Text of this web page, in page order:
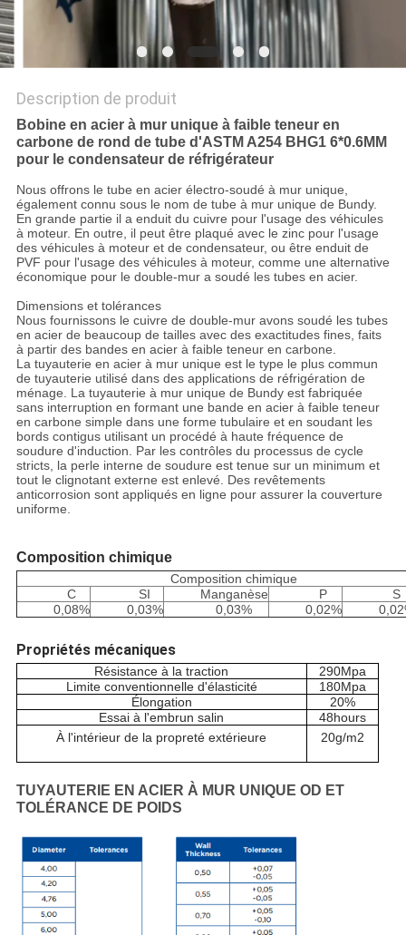
LA
VIE
PRIVÉE
Description de produit
Bobine en acier à mur unique à faible teneur en
carbone de rond de tube d'ASTM A254 BHG1 6*0.6MM
pour le condensateur de réfrigérateur
Nous offrons le tube en acier électro-soudé à mur unique,
également connu sous le nom de tube à mur unique de Bundy.
En grande partie il a enduit du cuivre pour l'usage des véhicules
à moteur. En outre, il peut être plaqué avec le zinc pour l'usage
des véhicules à moteur et de condensateur, ou être enduit de
PVF pour l'usage des véhicules à moteur, comme une alternative
économique pour le double-mur a soudé les tubes en acier.
Dimensions et tolérances
Nous fournissons le cuivre de double-mur avons soudé les tubes
en acier de beaucoup de tailles avec des exactitudes fines, faits
à partir des bandes en acier à faible teneur en carbone.
La tuyauterie en acier à mur unique est le type le plus commun
de tuyauterie utilisé dans des applications de réfrigération de
ménage. La tuyauterie à mur unique de Bundy est fabriquée
sans interruption en formant une bande en acier à faible teneur
en carbone simple dans une forme tubulaire et en soudant les
bords contigus utilisant un procédé à haute fréquence de
soudure d'induction. Par les contrôles du processus de cycle
stricts, la perle interne de soudure est tenue sur un minimum et
tout le clignotant externe est enlevé. Des revêtements
anticorrosion sont appliqués en ligne pour assurer la couverture
uniforme.
Composition chimique
Composition chimique
C
SI Manganèse P
S
0,08%
0,03% 0,03% 0,02%
Propriétés mécaniques
Résistance à la traction
290Mpa
Limite conventionnelle d'élasticité
180Mpa
Élongation
20%
Essai à l'embrun salin
48hours
À l'intérieur de la propreté extérieure
20g/m2
TUYAUTERIE EN ACIER À MUR UNIQUE OD ET
TOLÉRANCE DE POIDS